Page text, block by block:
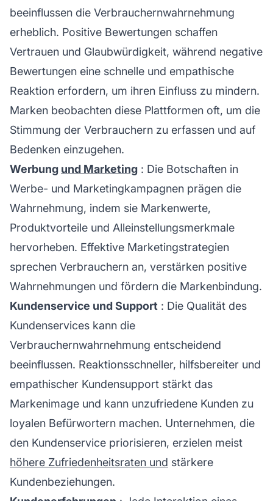
beeinflussen die Verbrauchernwahrnehmung
erheblich. Positive Bewertungen schaffen
Vertrauen und Glaubwürdigkeit, während negative
Bewertungen eine schnelle und empathische
Reaktion erfordern, um ihren Einfluss zu mindern.
Marken beobachten diese Plattformen oft, um die
Stimmung der Verbrauchern zu erfassen und auf
Bedenken einzugehen.
Werbung und Marketing : Die Botschaften in
Werbe- und Marketingkampagnen prägen die
Wahrnehmung, indem sie Markenwerte,
Produktvorteile und Alleinstellungsmerkmale
hervorheben. Effektive Marketingstrategien
sprechen Verbrauchern an, verstärken positive
Wahrnehmungen und fördern die Markenbindung.
Kundenservice und Support : Die Qualität des
Kundenservices kann die
Verbrauchernwahrnehmung entscheidend
beeinflussen. Reaktionsschneller, hilfsbereiter und
empathischer Kundensupport stärkt das
Markenimage und kann unzufriedene Kunden zu
loyalen Befürwortern machen. Unternehmen, die
den Kundenservice priorisieren, erzielen meist
höhere Zufriedenheitsraten und stärkere
Kundenbeziehungen.